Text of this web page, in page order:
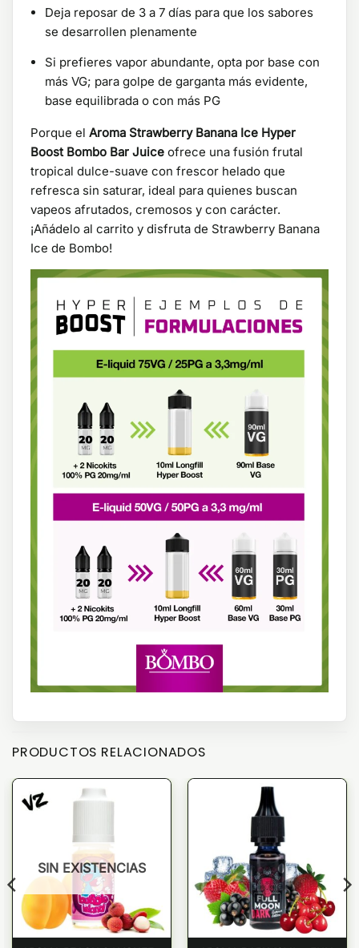
Deja reposar de 3 a 7 días para que los sabores
se desarrollen plenamente
Si prefieres vapor abundante, opta por base con
más VG; para golpe de garganta más evidente,
base equilibrada o con más PG
Porque el Aroma Strawberry Banana Ice Hyper
Boost Bombo Bar Juice ofrece una fusión frutal
tropical dulce-suave con frescor helado que
refresca sin saturar, ideal para quienes buscan
vapeos afrutados, cremosos y con carácter.
¡Añádelo al carrito y disfruta de Strawberry Banana
Ice de Bombo!
PRODUCTOS RELACIONADOS
SIN EXISTENCIAS